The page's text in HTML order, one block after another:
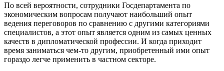
По всей вероятности, сотрудники Госдепартамента по
экономическим вопросам получают наибольший опыт
ведения переговоров по сравнению с другими категориями
специалистов, а этот опыт является одним из самых ценных
качеств в дипломатической профессии. И когда приходит
время заниматься чем-то другим, приобретенный ими опыт
гораздо легче применить в частном секторе.